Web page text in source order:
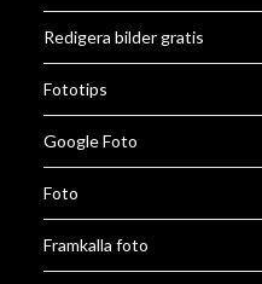
Redigera bilder gratis
Fototips
Google Foto
Foto
Framkalla foto